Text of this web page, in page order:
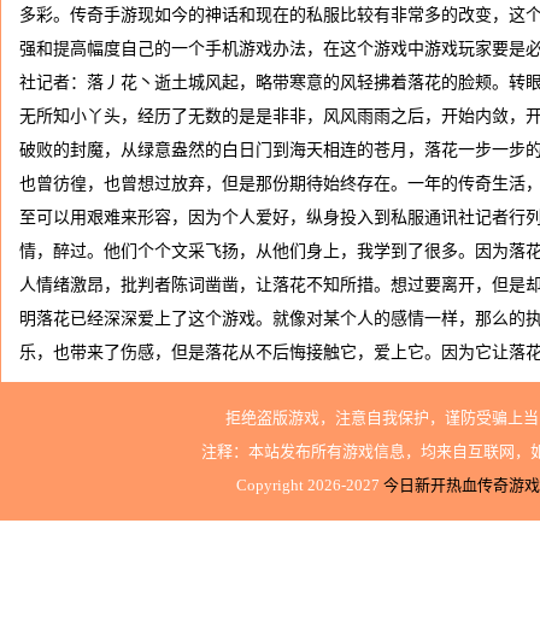
多彩。传奇手游现如今的神话和现在的私服比较有非常多的改变，这
强和提高幅度自己的一个手机游戏办法，在这个游戏中游戏玩家要是
社记者：落丿花丶逝土城风起，略带寒意的风轻拂着落花的脸颊。转
无所知小丫头，经历了无数的是是非非，风风雨雨之后，开始内敛，
破败的封魔，从绿意盎然的白日门到海天相连的苍月，落花一步一步
也曾彷徨，也曾想过放弃，但是那份期待始终存在。一年的传奇生活
至可以用艰难来形容，因为个人爱好，纵身投入到私服通讯社记者行
情，醉过。他们个个文采飞扬，从他们身上，我学到了很多。因为落
人情绪激昂，批判者陈词凿凿，让落花不知所措。想过要离开，但是
明落花已经深深爱上了这个游戏。就像对某个人的感情一样，那么的
乐，也带来了伤感，但是落花从不后悔接触它，爱上它。因为它让落
拒绝盗版游戏，注意自我保护，谨防受骗上
注释：本站发布所有游戏信息，均来自互联网
Copyright 2026-2027 今日新开热血传奇游